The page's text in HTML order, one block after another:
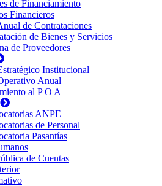
de Financiamiento
Financieros
de Contrataciones
de Bienes y Servicios
de Proveedores
Institucional
Anual
al P O A
ANPE
de Personal
Pasantías
de Cuentas